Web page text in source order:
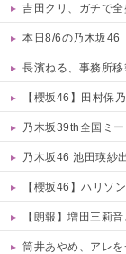
吉田クリ、ガチで全
本日8/6の乃木坂46
長濱ねる、事務所
【櫻坂46】田村保
乃木坂39th全国ミーグリ
乃木坂46 池田瑛紗出演「小
【櫻坂46】ハリソ
【朗報】増田三莉
筒井あやめ、アレ